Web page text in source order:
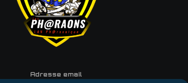
Adresse email